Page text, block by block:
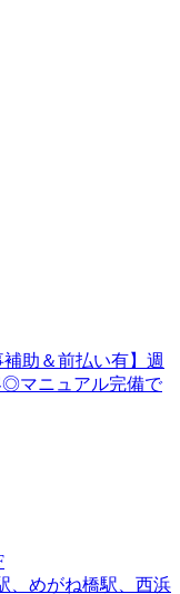
助＆前払い有】週
◎マニュアル完備で
、めがね橋駅、西浜